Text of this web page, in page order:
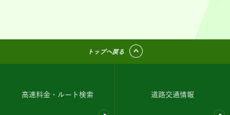
トップへ戻る
高速料金・ルート検索 道路交通情報